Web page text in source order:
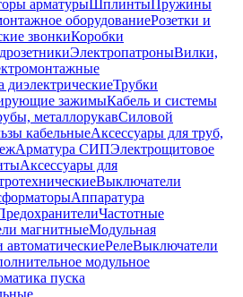
арматурыШплинтыПружины
оборудованиеРозетки и
звонкиКоробки
ЭлектропатроныВилки,
диэлектрическиеТрубки
зажимыКабель и системы
металлорукавСиловой
кабельныеАксессуары для труб,
Арматура СИПЭлектрощитовое
Аксессуары для
Выключатели
Аппаратура
Частотные
магнитныеМодульная
РелеВыключатели
модульное
пуска